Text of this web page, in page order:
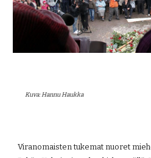
Kuva: Hannu Haukka
Viranomaisten tukemat nuoret